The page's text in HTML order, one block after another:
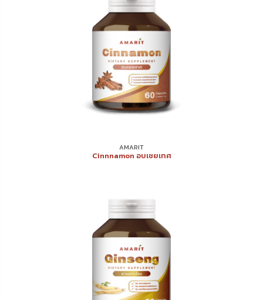
AMARIT
Cinnnamon อบเชยเทศ